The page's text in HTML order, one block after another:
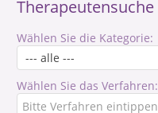
Therapeutensuche
Wählen Sie die Kategorie:
Wählen Sie das Verfahren: